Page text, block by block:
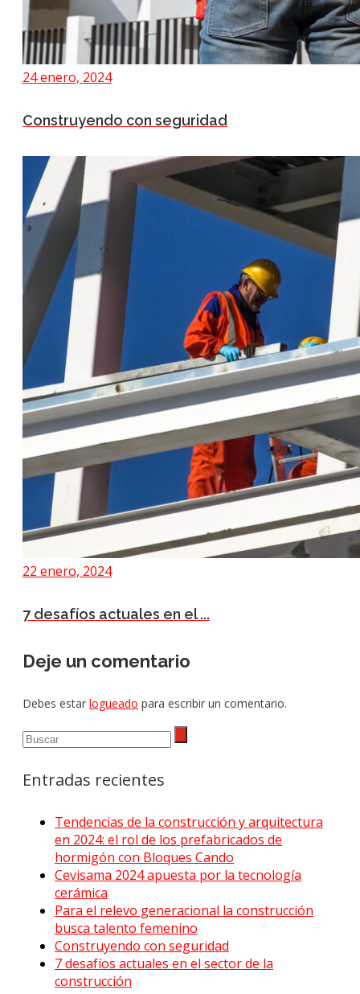
24 enero, 2024
Construyendo con seguridad
22 enero, 2024
7 desafíos actuales en el ...
Deje un comentario
Debes estar logueado para escribir un comentario.
Entradas recientes
Tendencias de la construcción y arquitectura
en 2024: el rol de los prefabricados de
hormigón con Bloques Cando
Cevisama 2024 apuesta por la tecnología
cerámica
Para el relevo generacional la construcción
busca talento femenino
Construyendo con seguridad
7 desafíos actuales en el sector de la
construcción